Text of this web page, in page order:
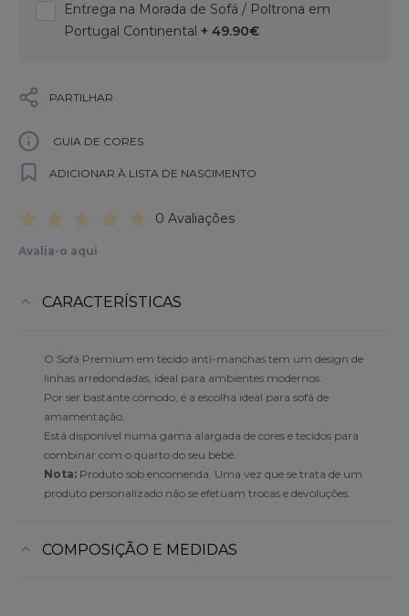
Entrega na Morada de Sofá / Poltrona em
Portugal Continental + 49.90€
PARTILHAR
GUIA DE CORES
ADICIONAR À LISTA DE NASCIMENTO
0 Avaliações
Avalia-o aqui
CARACTERÍSTICAS
O Sofá Premium em tecido anti-manchas tem um design de
linhas arredondadas, ideal para ambientes modernos.
Por ser bastante cómodo, é a escolha ideal para sofá de
amamentação.
Está disponível numa gama alargada de cores e tecidos para
combinar com o quarto do seu bebé.
Nota: Produto sob encomenda. Uma vez que se trata de um
produto personalizado não se efetuam trocas e devoluções.
COMPOSIÇÃO E MEDIDAS